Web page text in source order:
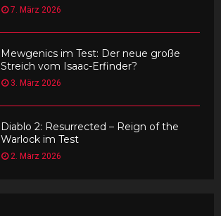
7. März 2026
Mewgenics im Test: Der neue große
Streich vom Isaac-Erfinder?
3. März 2026
Diablo 2: Resurrected – Reign of the
Warlock im Test
2. März 2026